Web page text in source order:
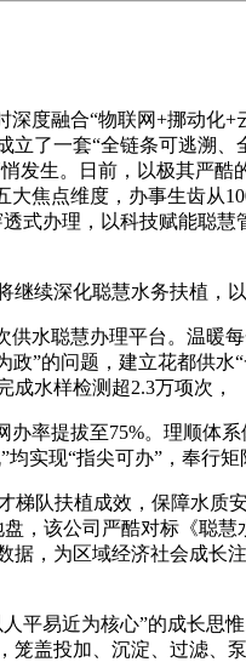
融合“物联网+挪动化+
了一套“全链条可逃溯
发生。日前，以极其严
焦点维度，办事生齿从
式办理，以科技赋能聪
深化聪慧水务扶植，
聪慧办理平台。温暖
”的问题，建立花都供
水样检测超2.3万项次，
提拔至75%。理顺体
实现“指尖可办”，奉行
扶植成效，保障水质安
，该公司严酷对标《聪
，为区域经济社会成长
易近为核心”的成长思
盖投加、沉淀、过滤